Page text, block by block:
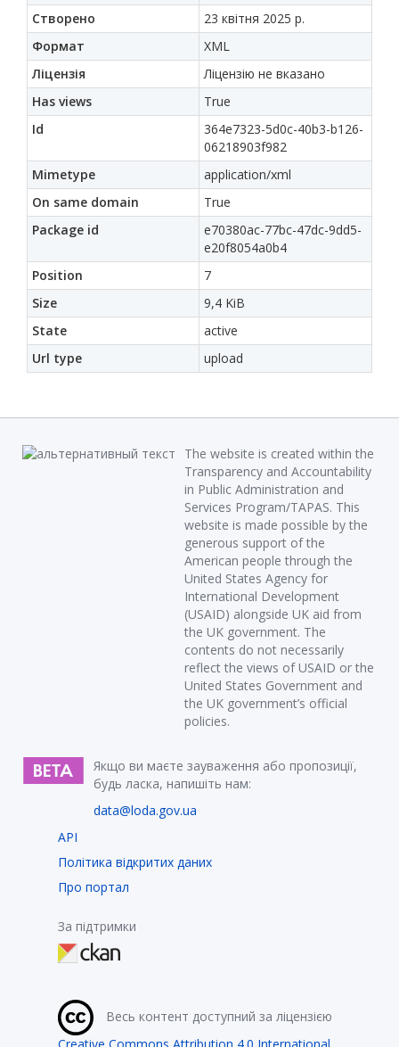
Створено
23 квітня 2025 р.
Формат
XML
Ліцензія
Ліцензію не вказано
Has views
True
Id
364e7323-5d0c-40b3-b126-
06218903f982
Mimetype
application/xml
On same domain
True
Package id
e70380ac-77bc-47dc-9dd5-
e20f8054a0b4
Position
7
Size
9,4 KiB
State
active
Url type
upload
The website is created within the
Transparency and Accountability
in Public Administration and
Services Program/TAPAS. This
website is made possible by the
generous support of the
American people through the
United States Agency for
International Development
(USAID) alongside UK aid from
the UK government. The
contents do not necessarily
reflect the views of USAID or the
United States Government and
the UK government’s official
policies.
Якщо ви маєте зауваження або пропозиції,
будь ласка, напишіть нам:
data@loda.gov.ua
API
Політика відкритих даних
Про портал
За підтримки
Весь контент доступний за ліцензією